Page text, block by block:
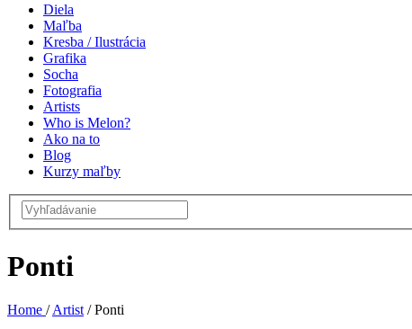
Diela
Maľba
Kresba / Ilustrácia
Grafika
Socha
Fotografia
Artists
Who is Melon?
Ako na to
Blog
Kurzy maľby
Ponti
Home / Artist /Ponti